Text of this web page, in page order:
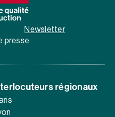
Newsletter
presse
régionaux